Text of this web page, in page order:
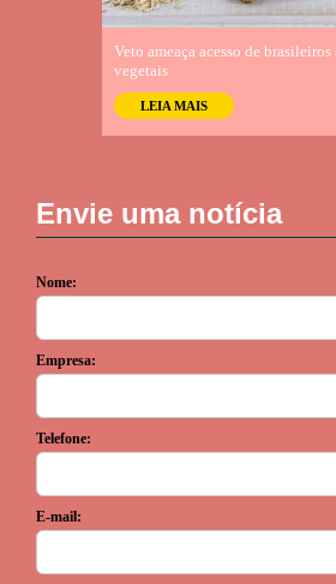
Veto ameaça acesso de brasileiros
vegetais
LEIA MAIS
Envie uma notícia
Nome:
Empresa:
Telefone:
E-mail: